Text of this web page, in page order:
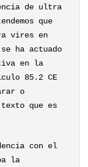
de ultra
que
vires en
ha actuado
en la
85.2 CE
o
que es
con el
la